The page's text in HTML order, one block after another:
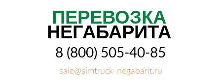
ПЕРЕВОЗКА
НЕГАБАРИТА
8 (800) 505-40-85
sale@simtruck-negabarit.ru